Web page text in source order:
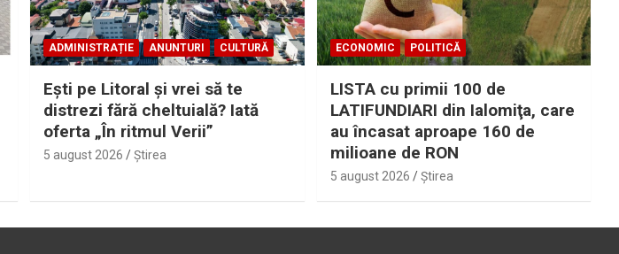
ADMINISTRAȚIE ANUNTURI CULTURĂ
Eşti pe Litoral şi vrei să te
distrezi fără cheltuială? Iată
oferta „În ritmul Verii”
5 august 2026 Ştirea
ECONOMIC POLITICĂ
LISTA cu primii 100 de
LATIFUNDIARI din Ialomiţa, care
au încasat aproape 160 de
milioane de RON
5 august 2026 Ştirea